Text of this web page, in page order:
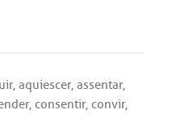
, aquiescer, assentar,
, consentir, convir,